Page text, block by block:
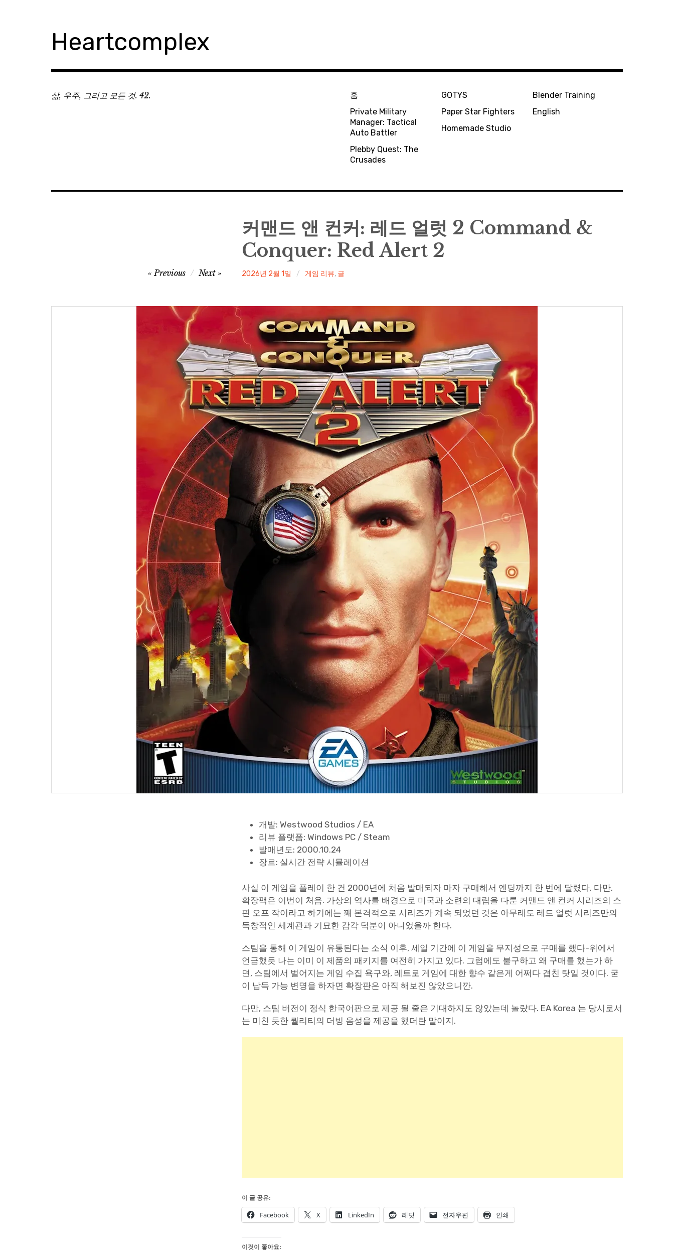
Heartcomplex
삶, 우주, 그리고 모든 것. 42.
홈
Private Military
Manager: Tactical
Auto Battler
Plebby Quest: The
Crusades
GOTYS
Paper Star Fighters
Homemade Studio
Blender Training
English
커맨드 앤 컨커: 레드 얼럿 2 Command &
Conquer: Red Alert 2
irene
2026년 2월 1일 게임 리뷰, 글
색
Previous Next
개발: Westwood Studios / EA
리뷰 플랫폼: Windows PC / Steam
발매년도: 2000.10.24
장르: 실시간 전략 시뮬레이션
사실 이 게임을 플레이 한 건 2000년에 처음 발매되자 마자 구매해서 엔딩까지 한 번에 달렸다. 다만,
확장팩은 이번이 처음. 가상의 역사를 배경으로 미국과 소련의 대립을 다룬 커맨드 앤 컨커 시리즈의 스
핀 오프 작이라고 하기에는 꽤 본격적으로 시리즈가 계속 되었던 것은 아무래도 레드 얼럿 시리즈만의
독창적인 세계관과 기묘한 감각 덕분이 아니었을까 한다.
스팀을 통해 이 게임이 유통된다는 소식 이후, 세일 기간에 이 게임을 무지성으로 구매를 했다-위에서
언급했듯 나는 이미 이 제품의 패키지를 여전히 가지고 있다. 그럼에도 불구하고 왜 구매를 했는가 하
면, 스팀에서 벌어지는 게임 수집 욕구와, 레트로 게임에 대한 향수 같은게 어쩌다 겹친 탓일 것이다. 굳
이 납득 가능 변명을 하자면 확장판은 아직 해보진 않았으니깐.
다만, 스팀 버전이 정식 한국어판으로 제공 될 줄은 기대하지도 않았는데 놀랐다. EA Korea 는 당시로서
는 미친 듯한 퀄리티의 더빙 음성을 제공을 했더란 말이지.
이 글 공유:
Facebook X LinkedIn 레딧 전자우편 인쇄
이것이 좋아요: